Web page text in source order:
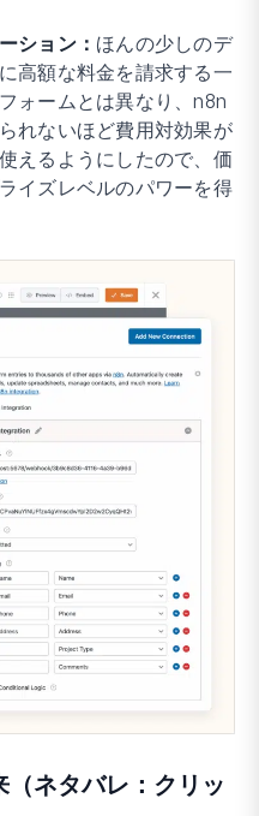
ション： ほんの少しのデ
高額な料金を請求する一
ォームとは異なり、n8n
れないほど費用対効果が
えるようにしたので、価
イズレベルのパワーを得
ネタバレ：クリッ